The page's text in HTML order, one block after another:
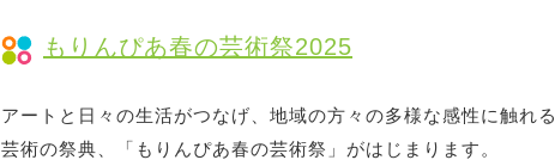
もりんぴあ春の芸術祭2025
アートと日々の生活がつなげ、地域の方々の多様な感性に触れる
芸術の祭典、「もりんぴあ春の芸術祭」がはじまります。